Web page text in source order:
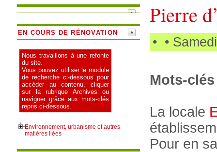
EN COURS DE RÉNOVATION
Nous travaillons à une refonte
du site.
Vous pouvez utiliser le module
de recherche ci-dessous pour
accéder au contenu, cliquer
sur la rubrique Archives ou
naviguer grâce aux mots-clés
repris ci-dessous.
Environnement, urbanisme et autres
matières liées
Pierre
• •
Mots-
La locale
Pour en